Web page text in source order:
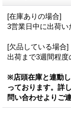
[在庫ありの場合]
3営業日中に出荷い
[欠品している場合]
出荷まで3週間程
※店頭在庫と連動
っております。詳
問い合わせよりご